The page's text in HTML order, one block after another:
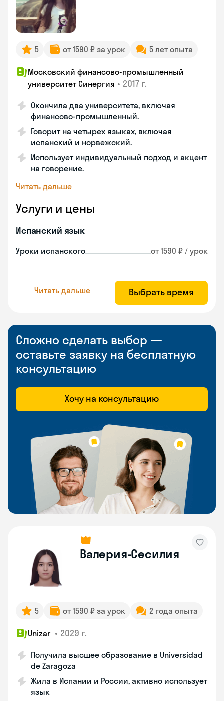
5 от 1590 ₽ за урок 5 лет опыта
Московский финансово-промышленный
университет Синергия • 2017 г.
Окончила два университета, включая
финансово-промышленный.
Говорит на четырех языках, включая
испанский и норвежский.
Использует индивидуальный подход и акцент
на говорение.
Читать дальше
Услуги и цены
Испанский язык
Уроки испанского от 1590 ₽ / урок
Читать дальше Выбрать время
Сложно сделать выбор —
оставьте заявку на бесплатную
консультацию
Хочу на консультацию
Валерия-Сесилия
5 от 1590 ₽ за урок 2 года опыта
Unizar • 2029 г.
Получила высшее образование в Universidad
de Zaragoza
Жила в Испании и России, активно использует
язык